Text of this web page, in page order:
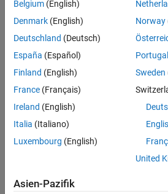
entsprechen.
können
die
Suchkriterien
weiter
fassen
oder
alle
Stellenangebote
anzeigen .
noch
Belgium (English)
Denmark (English)
Deutschland (Deutsch)
España (Español)
Finland (English)
France (Français)
Ireland (English)
Italia (Italiano)
Luxembourg (English)
Norway
Portugal
Sweden
United
Asien-Pazifik